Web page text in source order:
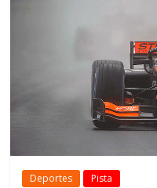
Deportes Pista